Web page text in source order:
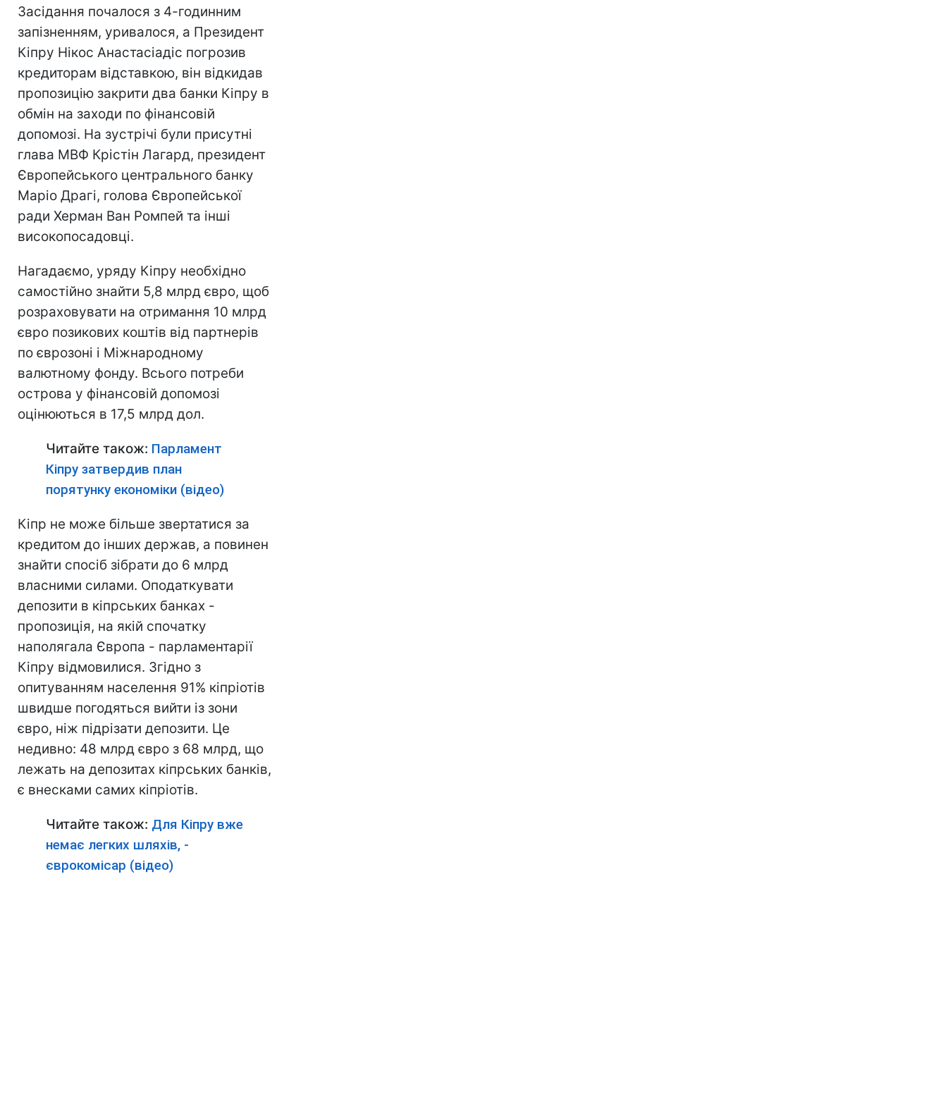
Засідання почалося з 4-годинним
запізненням, уривалося, а Президент
Кіпру Нікос Анастасіадіс погрозив
кредиторам відставкою, він відкидав
пропозицію закрити два банки Кіпру в
обмін на заходи по фінансовій
допомозі. На зустрічі були присутні
глава МВФ Крістін Лагард, президент
Європейського центрального банку
Маріо Драгі, голова Європейської
ради Херман Ван Ромпей та інші
високопосадовці.
Нагадаємо, уряду Кіпру необхідно
самостійно знайти 5,8 млрд євро, щоб
розраховувати на отримання 10 млрд
євро позикових коштів від партнерів
по єврозоні і Міжнародному
валютному фонду. Всього потреби
острова у фінансовій допомозі
оцінюються в 17,5 млрд дол.
Читайте також: Парламент
Кіпру затвердив план
порятунку економіки (відео)
Кіпр не може більше звертатися за
кредитом до інших держав, а повинен
знайти спосіб зібрати до 6 млрд
власними силами. Оподаткувати
депозити в кіпрських банках -
пропозиція, на якій спочатку
наполягала Європа - парламентарії
Кіпру відмовилися. Згідно з
опитуванням населення 91% кіпріотів
швидше погодяться вийти із зони
євро, ніж підрізати депозити. Це
недивно: 48 млрд євро з 68 млрд, що
лежать на депозитах кіпрських банків,
є внесками самих кіпріотів.
Читайте також: Для Кіпру вже
немає легких шляхів, -
єврокомісар (відео)